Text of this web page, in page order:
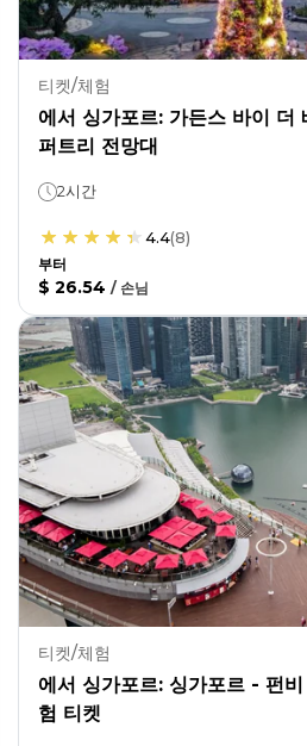
티켓/체험
에서 싱가포르: 가든스 바이
퍼트리 전망대
2시간
4.4(8)
부터
$ 26.54 / 손님
티켓/체험
에서 싱가포르: 싱가포르 - 펀
험 티켓